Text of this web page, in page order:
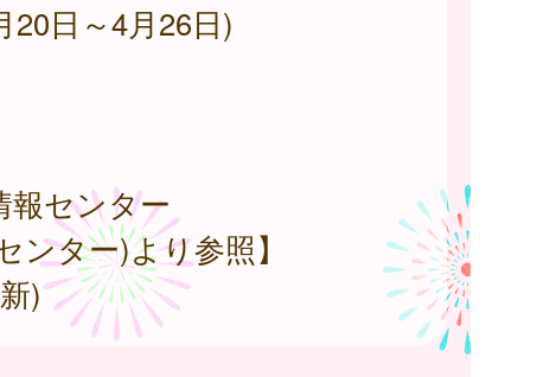
20日～4月26日)
報センター
ンター)より参照】
)